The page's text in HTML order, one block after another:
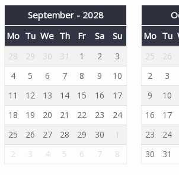
September - 2028
Mo Tu We Th Fr Sa Su
28 29 30 31 1 2
3
4
5 6 7 8 9
10
11
12 13 14 15 16
17
18
19 20 21 22 23
24
25
26 27 28 29 30
1
2
3 4 5 6 7 8
Mo Tu
25 26
2
3
9
10
16
17
23
24
30
31